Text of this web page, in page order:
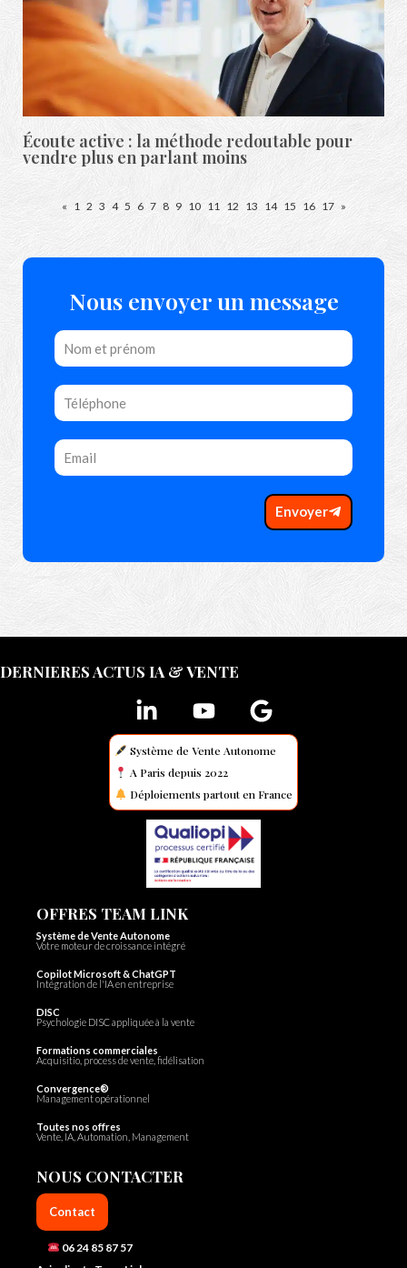
Écoute active : la méthode redoutable pour
vendre plus en parlant moins
« 1 2 3 4 5 6 7 8 9 10 11 12 13 14 15 16 17 »
Nous envoyer un message
Envoyer
DERNIERES ACTUS IA & VENTE
Système de Vente Autonome
A Paris depuis 2022
Déploiements partout en France
OFFRES TEAM LINK
Système de Vente Autonome
Votre moteur de croissance intégré
Copilot Microsoft & ChatGPT
Intégration de l'IA en entreprise
DISC
Psychologie DISC appliquée à la vente
Formations commerciales
Acquisitio, process de vente, fidélisation
Convergence®
Management opérationnel
Toutes nos offres
Vente, IA, Automation, Management
NOUS CONTACTER
Contact
06 24 85 87 57